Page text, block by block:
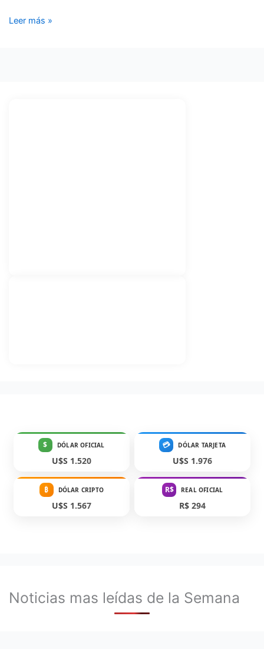
Leer más »
$ DÓLAR OFICIAL
U$S 1.520
💳 DÓLAR TARJETA
U$S 1.976
₿ DÓLAR CRIPTO
U$S 1.567
R$ REAL OFICIAL
R$ 294
Noticias mas leídas de la Semana